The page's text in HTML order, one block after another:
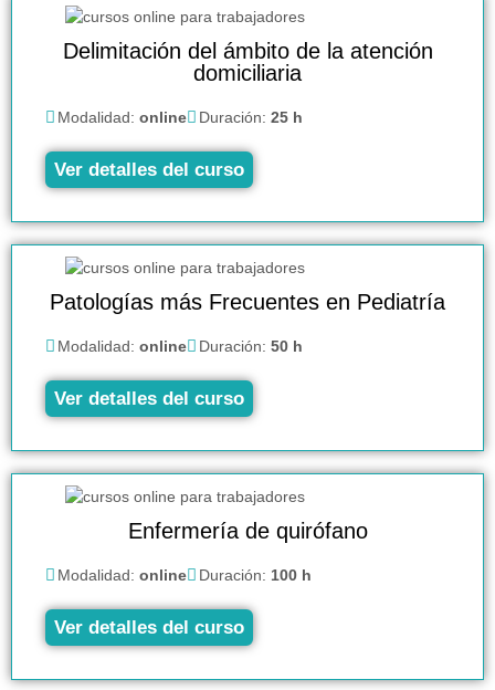
Delimitación del ámbito de la atención
domiciliaria
Modalidad: online Duración: 25 h
Ver detalles del curso
Patologías más Frecuentes en Pediatría
Modalidad: online Duración: 50 h
Ver detalles del curso
Enfermería de quirófano
Modalidad: online Duración: 100 h
Ver detalles del curso